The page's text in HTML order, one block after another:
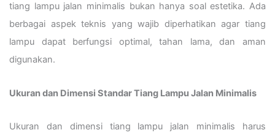
tiang lampu jalan minimalis bukan hanya soal estetika. Ada
berbagai aspek teknis yang wajib diperhatikan agar tiang
lampu dapat berfungsi optimal, tahan lama, dan aman
digunakan.
Ukuran dan Dimensi Standar Tiang Lampu Jalan Minimalis
Ukuran dan dimensi tiang lampu jalan minimalis harus